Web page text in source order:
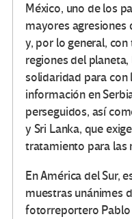
México, uno de los
mayores agresiones
y, por lo general,
regiones del
solidaridad para
información en
perseguidos, así
y Sri Lanka, que
tratamiento para las
En América del Sur,
muestras unánimes
fotorreportero Pablo